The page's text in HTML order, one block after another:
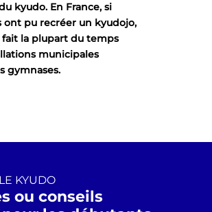
kyudo. En France, si
ont pu recréer un kyudojo,
fait la plupart du temps
municipales
gymnases.
KYUDO
ou conseils